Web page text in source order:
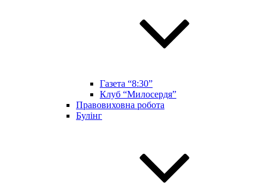
Газета “8:30”
Клуб “Милосердя”
Правовиховна робота
Булінг